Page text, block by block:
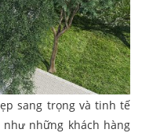
sang trọng và tinh tế
những khách hàng